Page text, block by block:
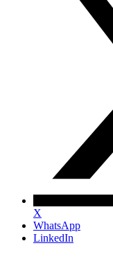
X
WhatsApp
LinkedIn